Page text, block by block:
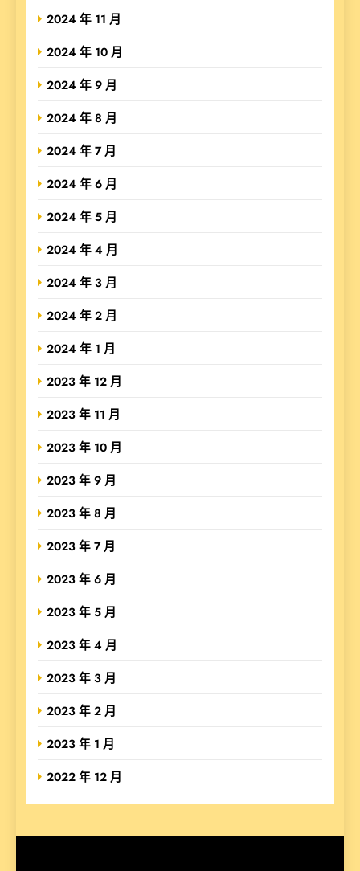
2024 年 11 月
2024 年 10 月
2024 年 9 月
2024 年 8 月
2024 年 7 月
2024 年 6 月
2024 年 5 月
2024 年 4 月
2024 年 3 月
2024 年 2 月
2024 年 1 月
2023 年 12 月
2023 年 11 月
2023 年 10 月
2023 年 9 月
2023 年 8 月
2023 年 7 月
2023 年 6 月
2023 年 5 月
2023 年 4 月
2023 年 3 月
2023 年 2 月
2023 年 1 月
2022 年 12 月